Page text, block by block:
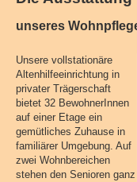
unseres
Unsere vollstationäre
Altenhilfeeinrichtung in
privater Trägerschaft
bietet 32 BewohnerInnen
auf einer Etage ein
gemütliches Zuhause in
familiärer Umgebung. Auf
zwei Wohnbereichen
stehen den Senioren ganz